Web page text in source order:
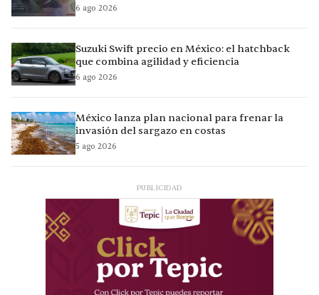
6 ago 2026
Suzuki Swift precio en México: el hatchback
que combina agilidad y eficiencia
6 ago 2026
México lanza plan nacional para frenar la
invasión del sargazo en costas
5 ago 2026
PUBLICIDAD